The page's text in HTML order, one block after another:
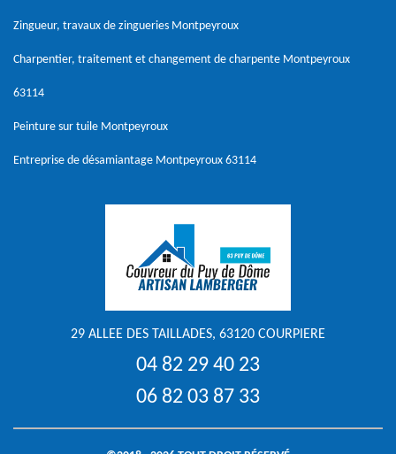
Zingueur, travaux de zingueries Montpeyroux
Charpentier, traitement et changement de charpente Montpeyroux
63114
Peinture sur tuile Montpeyroux
Entreprise de désamiantage Montpeyroux 63114
29 ALLEE DES TAILLADES, 63120 COURPIERE
04 82 29 40 23
06 82 03 87 33